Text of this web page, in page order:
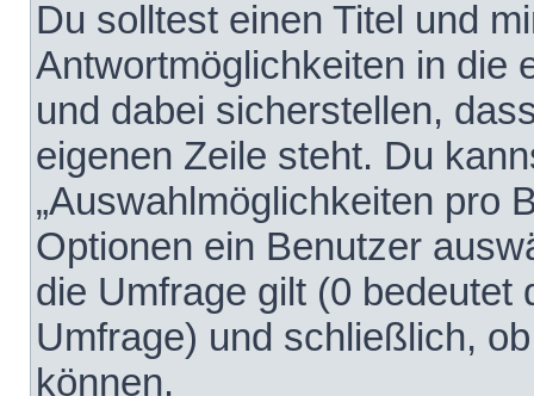
Du solltest einen Titel und
Antwortmöglichkeiten in die
und dabei sicherstellen,
eigenen Zeile steht. Du
„Auswahlmöglichkeiten pro
Optionen ein Benutzer
die Umfrage gilt (0 bedeutet
Umfrage) und schließlich,
können.